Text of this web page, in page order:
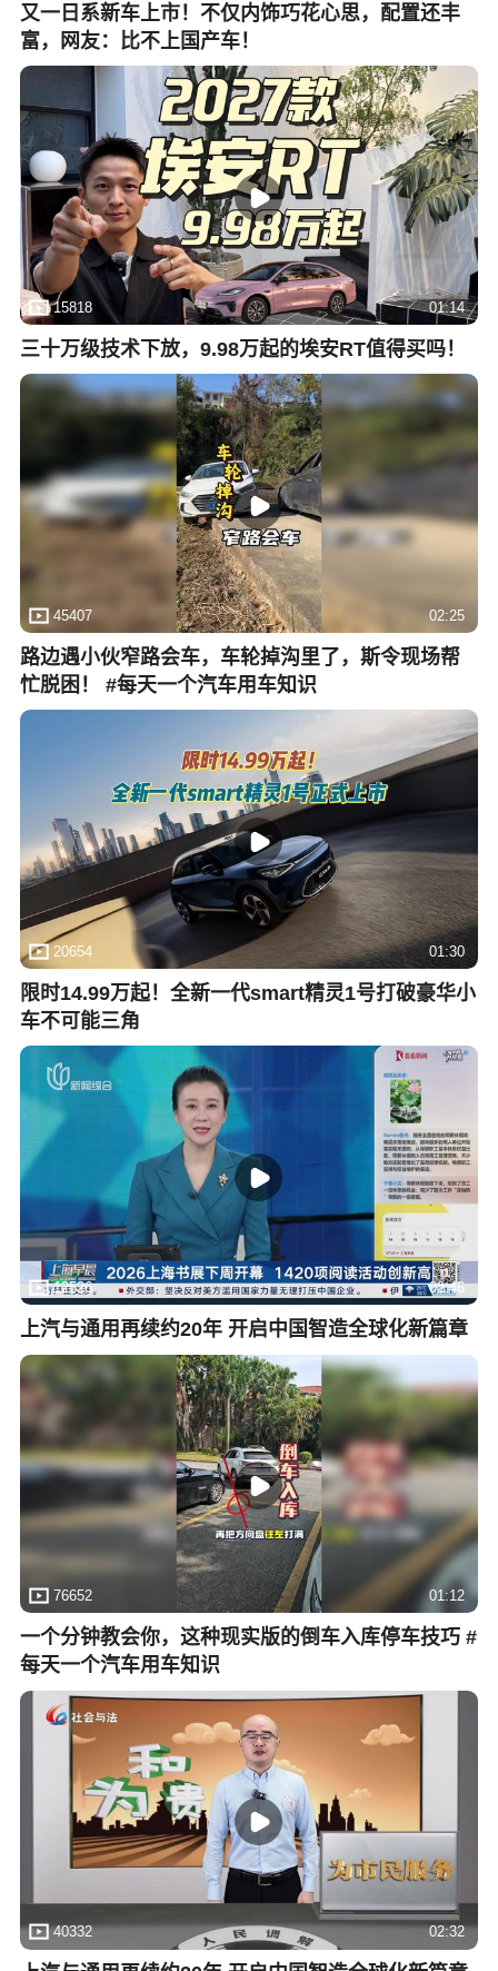
又一日系新车上市！不仅内饰巧花心思，配置还丰
富，网友：比不上国产车！
15818 01:14
三十万级技术下放，9.98万起的埃安RT值得买吗！
45407 02:25
路边遇小伙窄路会车，车轮掉沟里了，斯令现场帮
忙脱困！ #每天一个汽车用车知识
20654 01:30
限时14.99万起！全新一代smart精灵1号打破豪华小
车不可能三角
12526 02:46
上汽与通用再续约20年 开启中国智造全球化新篇章
76652 01:12
一个分钟教会你，这种现实版的倒车入库停车技巧 #
每天一个汽车用车知识
40332 02:32